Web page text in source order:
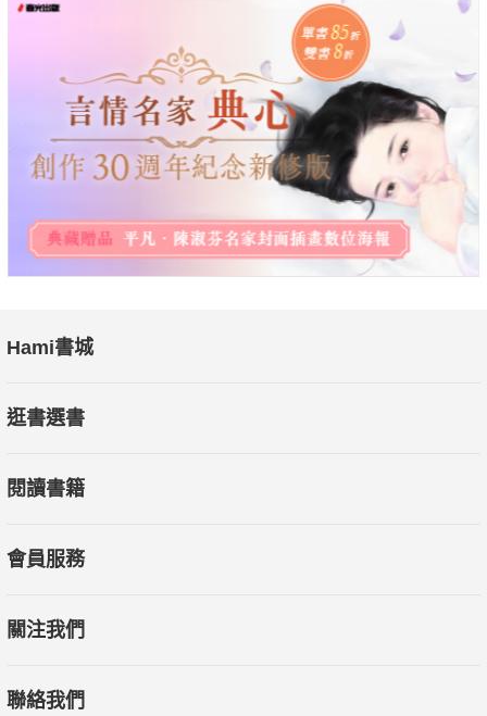
探頭看看自己的內在到底裝了什麼，就會發現裡面根本沒裝什麼
了不起的東西。有的只是，人生至今所搜集的片片斷斷的無用之
物，它們之間既無關也沒必然性，甚至沒有任何意義，只是靜靜
地散落在那兒。
我們各自禁錮在片斷而不完整的自己當中，自己也不確定自己的
想法是否正確，卻仍試圖去影響他人及社會。我們沒有把握瓶子
投向大海。
我們喜歡將各式各樣的事物擬人化。可能是因為，這麼做能讓我
法用我們的語言來解釋，那我們就太孤獨了。
這本書將讀者帶往奇妙的「外側」。這不是一場冒險犯難，是一
不入感。作者像電影般地加以剪輯串聯，其剪輯技術，高超到甚
Hami書城
逛書選書
閱讀書籍
會員服務
關注我們
聯絡我們